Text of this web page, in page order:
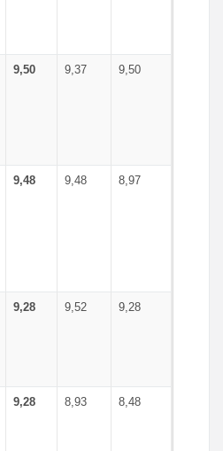
9,50 9,37 9,50
9,48 9,48 8,97
9,28 9,52 9,28
9,28 8,93 8,48